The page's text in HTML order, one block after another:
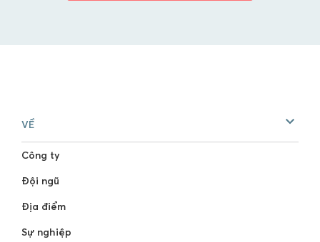
VỀ
Công ty
Đội ngũ
Địa điểm
Sự nghiệp